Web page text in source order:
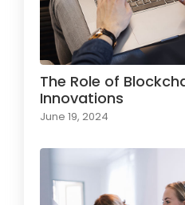
The Role of
Innovations
June 19, 2024